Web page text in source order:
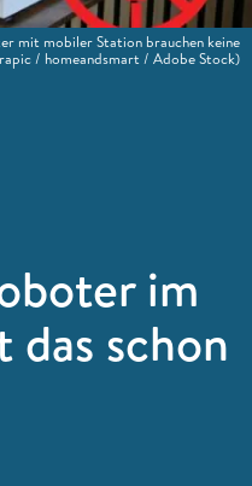
im
das schon
mit mobiler Station brauchen keine
/ homeandsmart / Adobe Stock)